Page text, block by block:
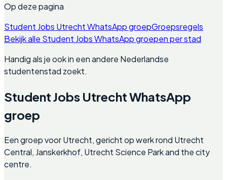
Op deze pagina
Student Jobs Utrecht WhatsApp groepGroepsregels
Bekijk alle Student Jobs WhatsApp groepen per stad
Handig als je ook in een andere Nederlandse
studentenstad zoekt.
Student Jobs Utrecht WhatsApp
groep
Een groep voor Utrecht, gericht op werk rond Utrecht
Central, Janskerkhof, Utrecht Science Park and the city
centre.